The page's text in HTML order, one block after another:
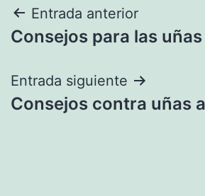
Navegación
de
entradas
Entrada anterior
Consejos para las uñas
Entrada siguiente
Consejos contra uñas